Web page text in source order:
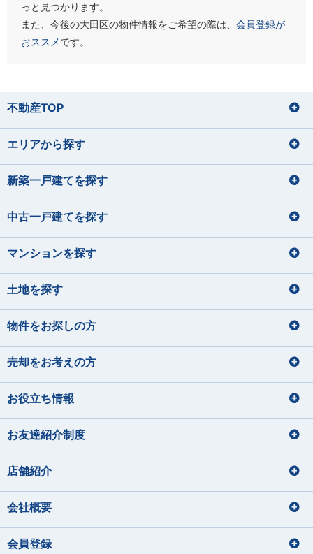
っと見つかります。
また、今後の大田区の物件情報をご希望の際は、 会員登録が
おススメです。
不動産TOP
エリアから探す
新築一戸建てを探す
中古一戸建てを探す
マンションを探す
土地を探す
物件をお探しの方
売却をお考えの方
お役立ち情報
お友達紹介制度
店舗紹介
会社概要
会員登録